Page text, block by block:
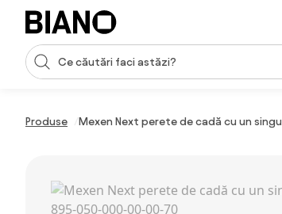
Sari peste navigare, accesează conținutul
Introducerea căutării
Produse Mexen Next perete de cadă cu un